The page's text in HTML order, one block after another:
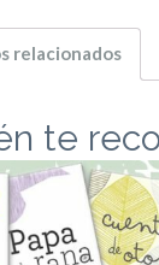
relacionados
te